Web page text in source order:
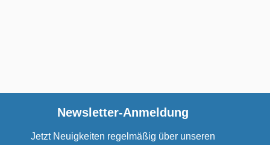
Newsletter-Anmeldung
Jetzt Neuigkeiten regelmäßig über unseren